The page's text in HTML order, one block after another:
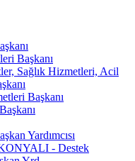
Başkanı
Sağlık Hizmetleri, Acil
Başkanı
Yardımcısı
- Destek